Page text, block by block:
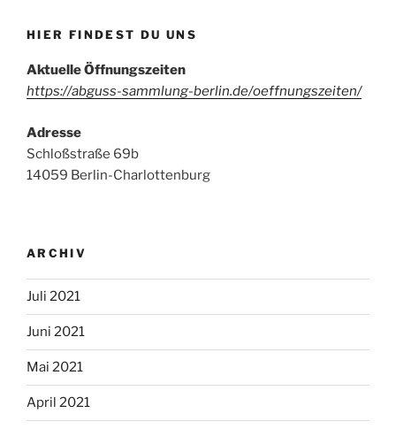
HIER FINDEST DU UNS
Aktuelle Öffnungszeiten
https://abguss-sammlung-berlin.de/oeffnungszeiten/
Adresse
Schloßstraße 69b
14059 Berlin-Charlottenburg
ARCHIV
Juli 2021
Juni 2021
Mai 2021
April 2021